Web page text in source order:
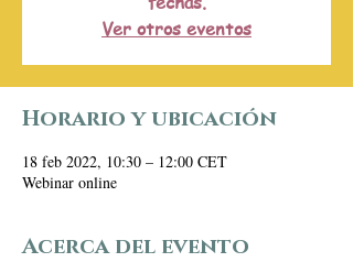
Ver otros eventos
Horario y ubicación
18 feb 2022, 10:30 – 12:00 CET
Webinar online
Acerca del evento